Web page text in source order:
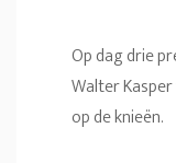
Op dag drie
Walter
op de knieën.